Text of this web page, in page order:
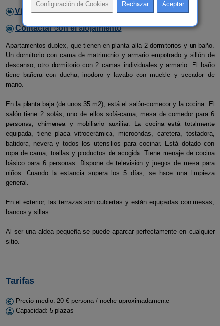
Video
Contactar con el alojamiento
Apartamentos duplex, que tienen en planta alta 2 dormitorios y un baño.
Un dormitorio con cama de matrimonio y armario empotrado y sillón de
descanso, otro dormitorio con 2 camas individuales y armario. El baño
tiene bañera con ducha, inodoro y lavabo con mueble y secador de
mano.
En la planta baja (de unos 35 m2), está el salón-comedor y la cocina. El
salón tiene 2 sofás, uno de ellos sofá-cama, mesa de comedor para 6
personas, chimenea y mobiliario auxiliar. La cocina está totalmente
equipada, tiene placa vitrocerámica, microondas, cafetera, tostadora,
batidora, nevera y todos los utensilios para cocinar. Está dotado con
ropa de cama, toallas y productos de acogida. Tiene menaje de cocina
básico para 6 personas. Dispone de televisión y juegos de mesa para
niños. Cuando la estancia supera los 5 días, se hace una limpieza
general.
En el exterior, las terrazas son cubiertas y están equipadas con mesas,
bancos y sillas.
Al ser una aldea pequeña se puede aparcar perfectamente en cualquier
sitio.
Tarifas
Precio medio: 20 € persona / noche aproximadamente
Capacidad: 5 plazas